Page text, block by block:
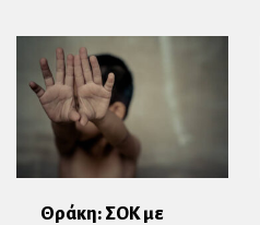
Θράκη: ΣΟΚ με